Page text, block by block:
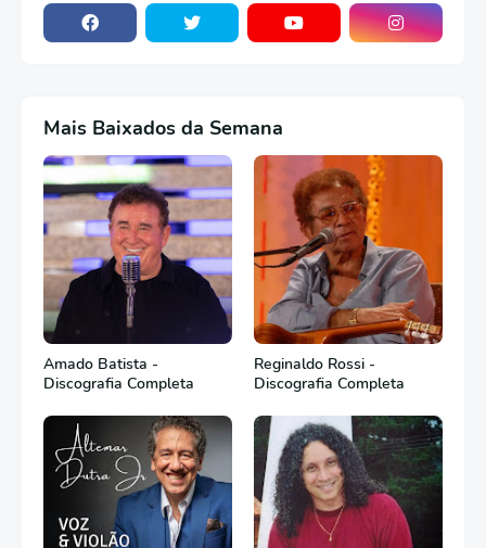
Mais Baixados da Semana
Amado Batista -
Discografia Completa
Reginaldo Rossi -
Discografia Completa